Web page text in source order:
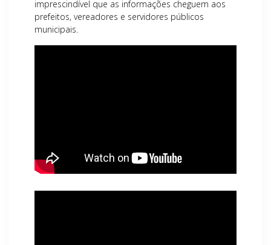
imprescindível que as informações cheguem aos
prefeitos, vereadores e servidores públicos
municipais.